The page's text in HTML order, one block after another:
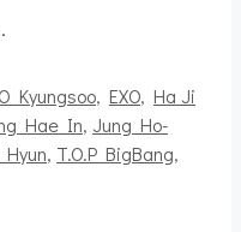
Kyungsoo, EXO, Ha Ji
Hae In, Jung Ho-
, T.O.P BigBang,